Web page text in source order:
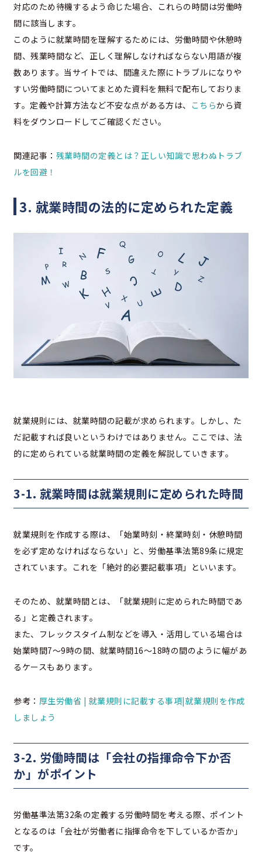
対応のため待機するよう命じた場合、これらの時間は労働時
間に該当します。
このように就業時間を理解するためには、労働時間や休憩時
間、残業時間など、正しく理解しなければならない用語が複
数あります。当サイトでは、間違えた際にトラブルになりや
すい労働時間についてまとめた資料を無料で配布しておりま
す。定義や計算方法など不安な点がある方は、 こちらから資
料をダウンロードしてご確認ください。
関連記事： 残業時間の定義とは？正しい知識で思わぬトラブ
ルを回避！
3. 就業時間の法的に定められた定義
就業規則には、就業時間の記載が求められます。しかし、た
だ記載すれば良いというわけではありません。ここでは、法
的に定められている就業時間の定義を解説していきます。
3-1. 就業時間は就業規則に定められた時間
就業規則を作成する際は、「始業時刻・終業時刻・休憩時間
を必ず定めなければならない」と、労働基準法第89条に規定
されています。これを「絶対的必要記載事項」といいます。
そのため、就業時間とは、「就業規則に定められた時間であ
る」と定義されます。
また、フレックスタイム制などを導入・活用している場合は
始業時間7～9時の間、就業時間16～18時の間のように幅があ
るケースもあります。
参考： 厚生労働省 | 就業規則に記載する事項|就業規則を作成
しましょう
3-2. 労働時間は「会社の指揮命令下か否
か」がポイント
労働基準法第32条の定義する労働時間を考える際、ポイント
となるのは「会社が労働者に指揮命令を下しているか否か」
です。